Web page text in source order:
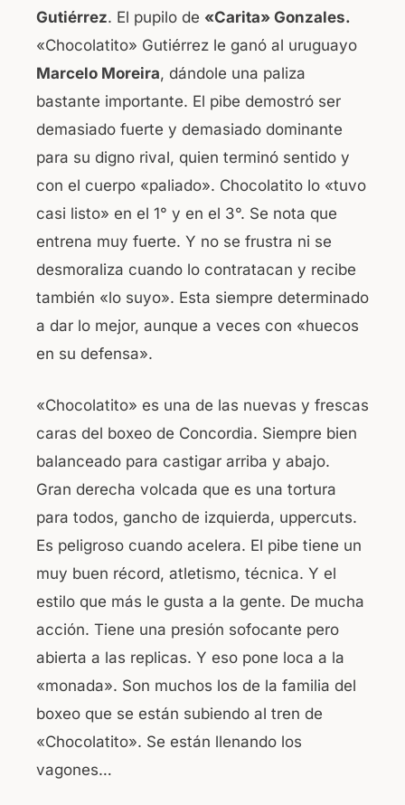
Gutiérrez. El pupilo de «Carita» Gonzales.
«Chocolatito» Gutiérrez le ganó al uruguayo
Marcelo Moreira, dándole una paliza
bastante importante. El pibe demostró ser
demasiado fuerte y demasiado dominante
para su digno rival, quien terminó sentido y
con el cuerpo «paliado». Chocolatito lo «tuvo
casi listo» en el 1° y en el 3°. Se nota que
entrena muy fuerte. Y no se frustra ni se
desmoraliza cuando lo contratacan y recibe
también «lo suyo». Esta siempre determinado
a dar lo mejor, aunque a veces con «huecos
en su defensa».
«Chocolatito» es una de las nuevas y frescas
caras del boxeo de Concordia. Siempre bien
balanceado para castigar arriba y abajo.
Gran derecha volcada que es una tortura
para todos, gancho de izquierda, uppercuts.
Es peligroso cuando acelera. El pibe tiene un
muy buen récord, atletismo, técnica. Y el
estilo que más le gusta a la gente. De mucha
acción. Tiene una presión sofocante pero
abierta a las replicas. Y eso pone loca a la
«monada». Son muchos los de la familia del
boxeo que se están subiendo al tren de
«Chocolatito». Se están llenando los
vagones…